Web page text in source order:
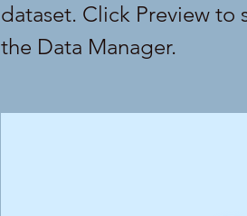
dataset. Click Preview to
the Data Manager.